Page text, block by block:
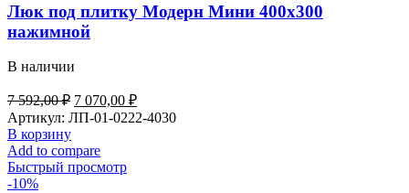
Люк под плитку Модерн Мини 400х300
нажимной
В наличии
7 592,00₽ 7 070,00 ₽
Артикул: ЛП-01-0222-4030
В корзину
Add to compare
Быстрый просмотр
-10%